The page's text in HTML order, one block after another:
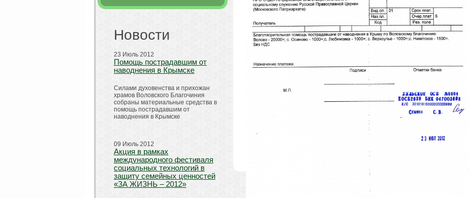
Новости
23 Июль 2012
Помощь пострадавшим от
наводнения в Крымске
Силами духовенства и прихожан
храмов Воловского Благочиния
собраны материальные средства в
помощь пострадавшим от
наводнения в Крымске
09 Июль 2012
Акция в рамках
международного фестиваля
социальных технологий в
защиту семейных ценностей
«ЗА ЖИЗНЬ – 2012»